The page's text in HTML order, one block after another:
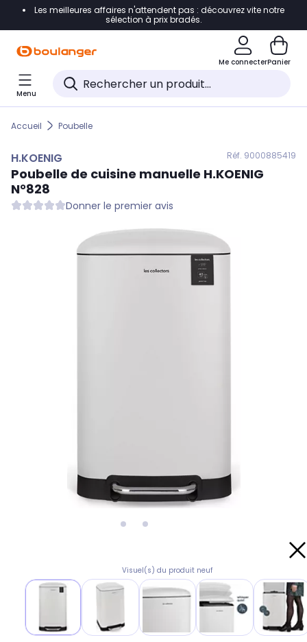
Accéder directement à la navigation
Accéder directement au pied de page
Accéder directement au chatbot
Les meilleures affaires n'attendent pas : découvrez vite notre
sélection à prix bradés.
Me connecterPanier
Menu
Accueil Poubelle
H.KOENIG Réf. 9000885419
Poubelle de cuisine manuelle H.KOENIG
N°828
Donner le premier avis
Visuel(s) du produit neuf